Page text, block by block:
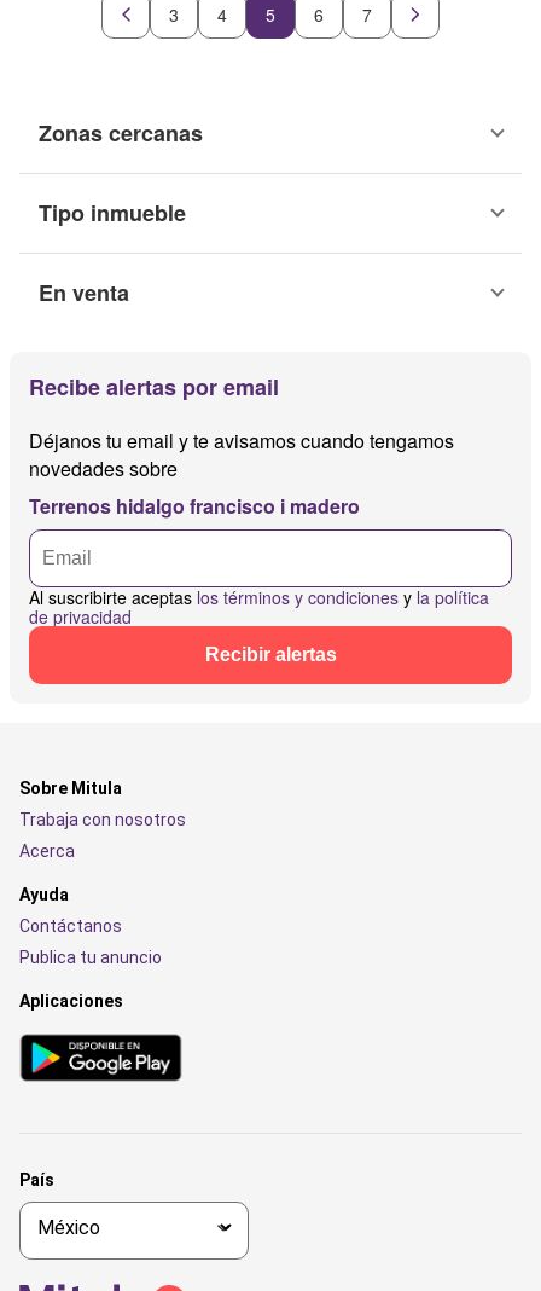
3 4 5 6 7
Zonas cercanas
Tipo inmueble
En venta
Recibe alertas por email
Déjanos tu email y te avisamos cuando tengamos
novedades sobre
Terrenos hidalgo francisco i madero
Al suscribirte aceptas los términos y condiciones y la política
de privacidad
Recibir alertas
Sobre Mitula
Trabaja con nosotros
Acerca
Ayuda
Contáctanos
Publica tu anuncio
Aplicaciones
País